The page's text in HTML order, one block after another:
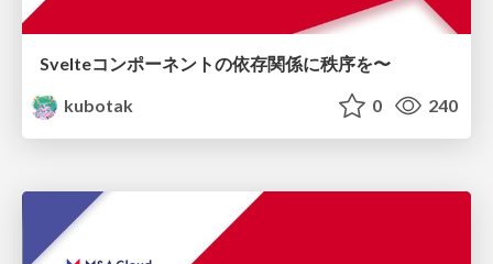
Svelteコンポーネントの依存関係に秩序を〜
kubotak
0 240